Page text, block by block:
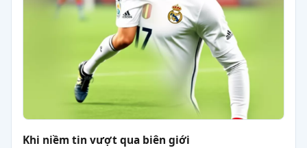
Khi niềm tin vượt qua biên giới